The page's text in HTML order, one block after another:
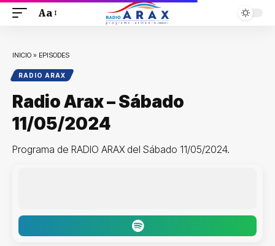
Aa
INICIO » EPISODES
RADIO ARAX
Radio Arax – Sábado
11/05/2024
Programa de RADIO ARAX del Sábado 11/05/2024.